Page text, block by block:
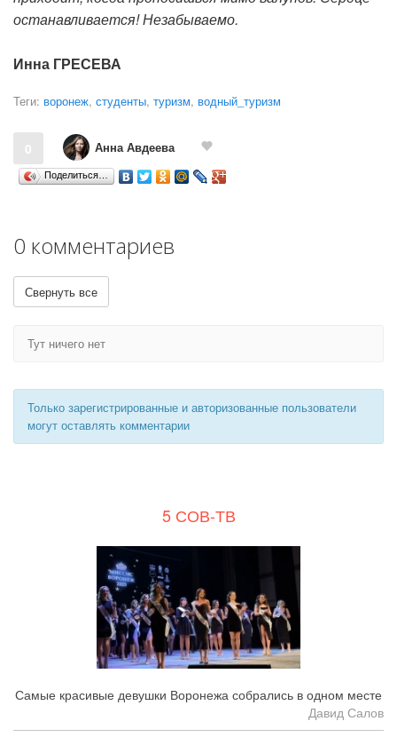
останавливается! Незабываемо.
Инна ГРЕСЕВА
Теги: воронеж, студенты, туризм, водный_туризм
0 Анна Авдеева
Поделиться…
0 комментариев
Свернуть все
Тут ничего нет
Только зарегистрированные и авторизованные пользователи
могут оставлять комментарии
5 СОВ-ТВ
Самые красивые девушки Воронежа собрались в одном месте
Давид Салов